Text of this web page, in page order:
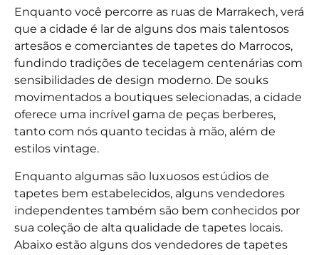
Enquanto você percorre as ruas de Marrakech, verá
que a cidade é lar de alguns dos mais talentosos
artesãos e comerciantes de tapetes do Marrocos,
fundindo tradições de tecelagem centenárias com
sensibilidades de design moderno. De souks
movimentados a boutiques selecionadas, a cidade
oferece uma incrível gama de peças berberes,
tanto com nós quanto tecidas à mão, além de
estilos vintage.
Enquanto algumas são luxuosos estúdios de
tapetes bem estabelecidos, alguns vendedores
independentes também são bem conhecidos por
sua coleção de alta qualidade de tapetes locais.
Abaixo estão alguns dos vendedores de tapetes